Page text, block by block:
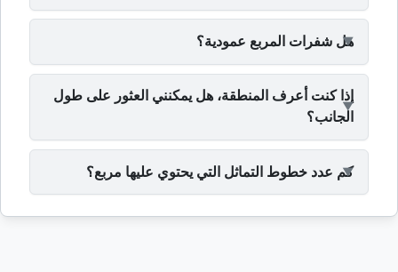
هل شفرات المربع عمودية؟
إذا كنت أعرف المنطقة، هل يمكنني العثور على طول
الجانب؟
كم عدد خطوط التماثل التي يحتوي عليها مربع؟